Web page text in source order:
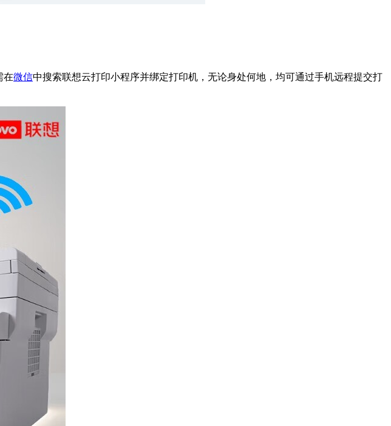
在微信中搜索联想云打印小程序并绑定打印机，无论身处何地，均可通过手机远程提交打